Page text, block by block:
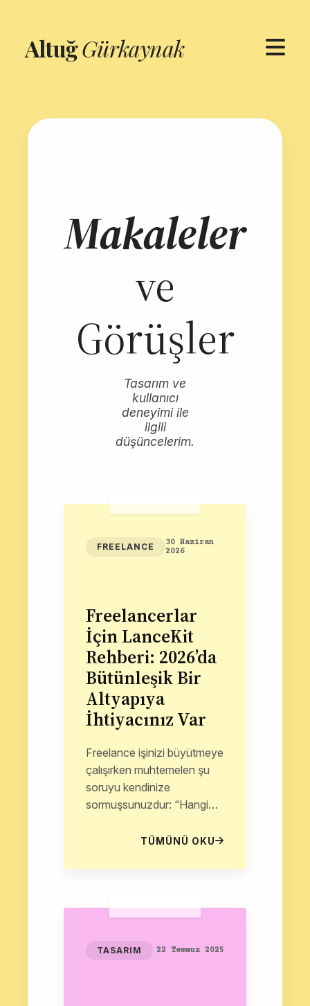
AltuğGürkaynak
Makaleler
ve
Görüşler
Tasarım ve
kullanıcı
deneyimi ile
ilgili
düşüncelerim.
FREELANCE
30 Haziran
2026
Freelancerlar
İçin LanceKit
Rehberi: 2026’da
Bütünleşik Bir
Altyapıya
İhtiyacınız Var
Freelance işinizi büyütmeye
çalışırken muhtemelen şu
soruyu kendinize
sormuşsunuzdur: “Hangi
uygulaması gerçekten
hayatınızı kolaylaştıracağını
TÜMÜNÜ OKU
TASARIM 22 Temmuz 2025